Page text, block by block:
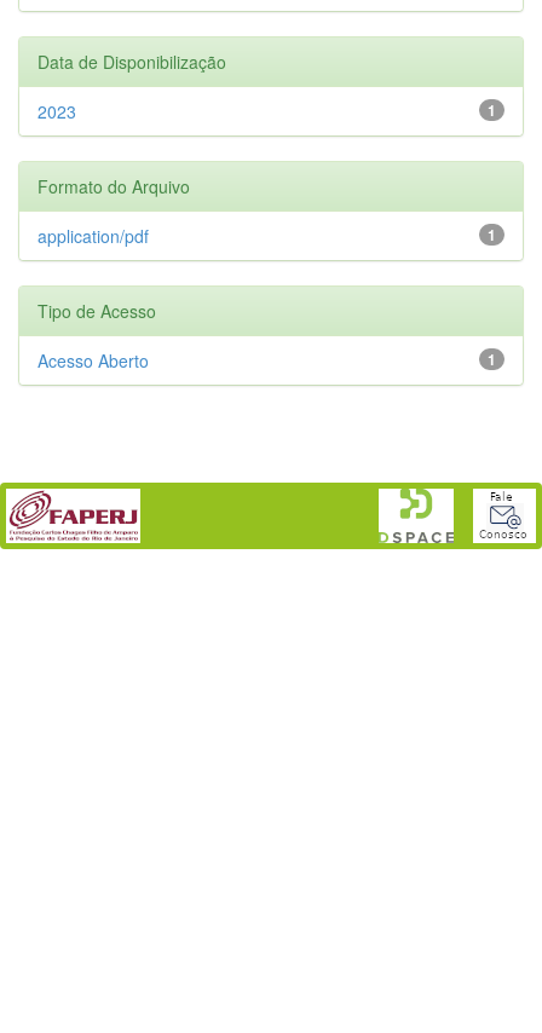
Data de Disponibilização
1
2023
Formato do Arquivo
1
application/pdf
Tipo de Acesso
1
Acesso Aberto